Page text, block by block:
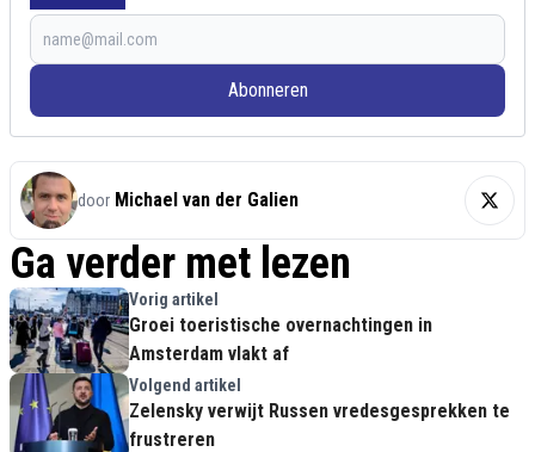
Abonneren
door Michael van der Galien
Ga verder met lezen
Vorig artikel
Groei toeristische overnachtingen in
Amsterdam vlakt af
Volgend artikel
Zelensky verwijt Russen vredesgesprekken te
frustreren